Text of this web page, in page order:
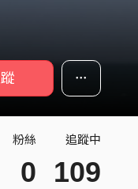
粉絲
0
追蹤中
109